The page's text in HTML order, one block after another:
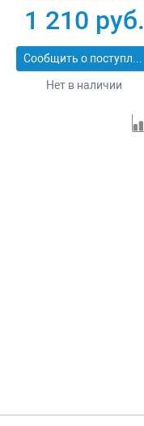
1 210 руб.
Сообщить о поступлении
Нет в наличии